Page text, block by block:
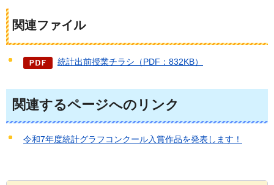
関連ファイル
統計出前授業チラシ（PDF：832KB）
関連するページへのリンク
令和7年度統計グラフコンクール入賞作品を発表します！